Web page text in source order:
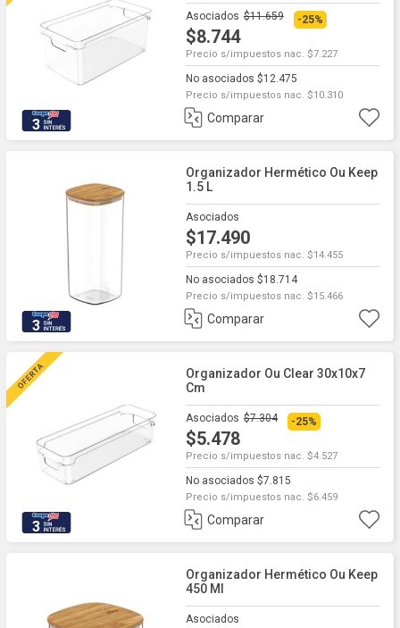
3
Asociados $11.659
$8.744
-25%
Precio s/impuestos nac. $7.227
No asociados $12.475
Precio s/impuestos nac. $10.310
Comparar
3
Organizador Hermético Ou Keep
1.5 L
Asociados
$17.490
Precio s/impuestos nac. $14.455
No asociados $18.714
Precio s/impuestos nac. $15.466
Comparar
3
Organizador Ou Clear 30x10x7
Cm
Asociados $7.304
$5.478
-25%
Precio s/impuestos nac. $4.527
No asociados $7.815
Precio s/impuestos nac. $6.459
Comparar
Organizador Hermético Ou Keep
450 Ml
Asociados